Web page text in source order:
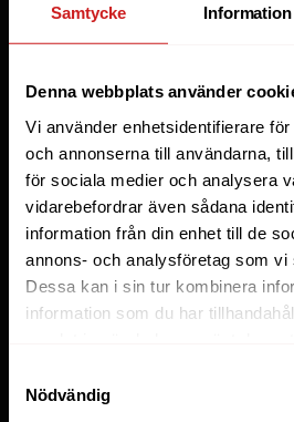
Samtycke Information
Denna webbplats använder
Vi använder enhetsidentifierare
och annonserna till användarna,
för sociala medier och analysera
vidarebefordrar även sådana
information från din enhet till de
annons- och analysföretag som vi
Dessa kan i sin tur kombinera
information som du har
Nödvändig
Managed Server
Cloud
Microsoft 365 Business
Fler tjänster
Lösningar
E-handel